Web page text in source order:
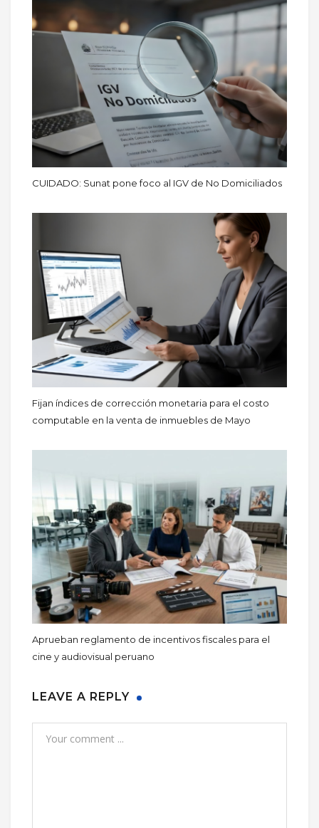
CUIDADO: Sunat pone foco al IGV de No Domiciliados
Fijan índices de corrección monetaria para el costo
computable en la venta de inmuebles de Mayo
Aprueban reglamento de incentivos fiscales para el
cine y audiovisual peruano
LEAVE A REPLY